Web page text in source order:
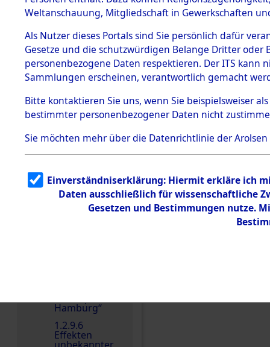
1.2.9 Beim ITS
Effekten
1.2.9.1
Effekten aus
dem KZ
Dachau
1.2.9.2
Effekten aus
dem KZ
Bayerisches
1.2.9.3
Effekten aus
dem KZ
Neuengamm
Hamburg“
1.2.9.6
Effekten
Einen Kommentar
Weltanschauung, Mitgliedschaft in Gewerkschaften
Als Nutzer dieses Portals sind Sie persönlich dafür
Gesetze und die schutzwürdigen Belange Dritter
personenbezogene Daten respektieren. Der ITS
Sammlungen erscheinen, verantwortlich gemacht
Bitte kontaktieren Sie uns, wenn Sie beispielsweiser
bestimmter personenbezogener Daten nicht
Sie möchten mehr über die Datenrichtlinie der Arolsen
Einverständniserklärung: Hiermit erkläre ich
Daten ausschließlich für wissenschaftliche
Gesetzen und Bestimmungen nutze.